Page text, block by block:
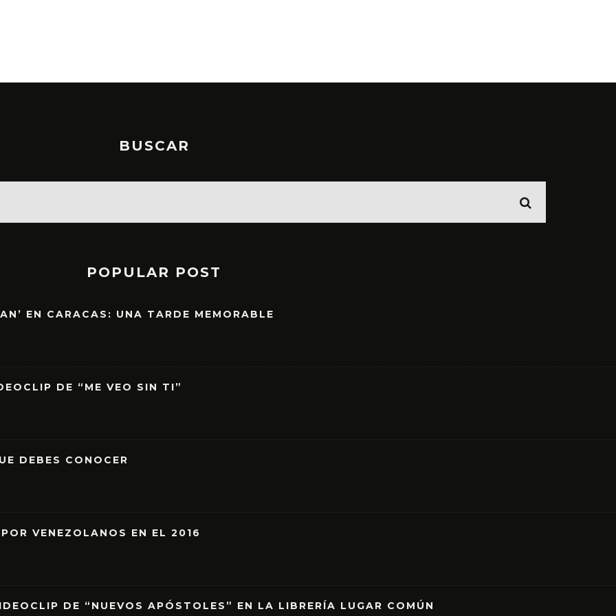
BUSCAR
POPULAR POST
EN CARACAS: UNA TARDE MEMORABLE
DE “ME VEO SIN TI”
DEBES CONOCER
VENEZOLANOS EN EL 2016
DE “NUEVOS APÓSTOLES” EN LA LIBRERÍA LUGAR COMÚN